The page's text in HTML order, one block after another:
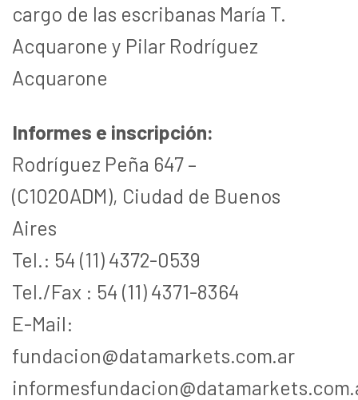
cargo de las escribanas María T.
Acquarone y Pilar Rodríguez
Acquarone
Informes e inscripción:
Rodríguez Peña 647 –
(C1020ADM), Ciudad de Buenos
Aires
Tel.: 54 (11) 4372-0539
Tel./Fax : 54 (11) 4371-8364
E-Mail:
fundacion@datamarkets.com.ar